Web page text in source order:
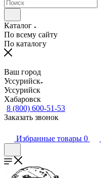
Каталог
По всему сайту
По каталогу
Ваш город
Уссурийск
Уссурийск
Хабаровск
8 (800) 600-51-53
Заказать звонок
Избранные товары 0